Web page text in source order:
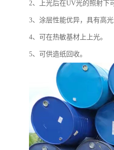
2、上光后在UV光的照射下
3、涂层性能优异，具有高
4、可在热敏基材上上光。
5、可供造纸回收。